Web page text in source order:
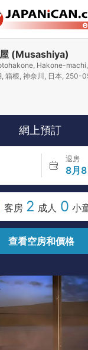
(Musashiya)
Hakone-
, 箱根, 神奈川, 日本, 250-
網上預訂
退房
8月
客房 2 成人 0 小
查看空房和價格